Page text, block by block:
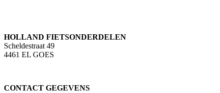
HOLLAND FIETSONDERDELEN
Scheldestraat 49
4461 EL GOES
CONTACT GEGEVENS